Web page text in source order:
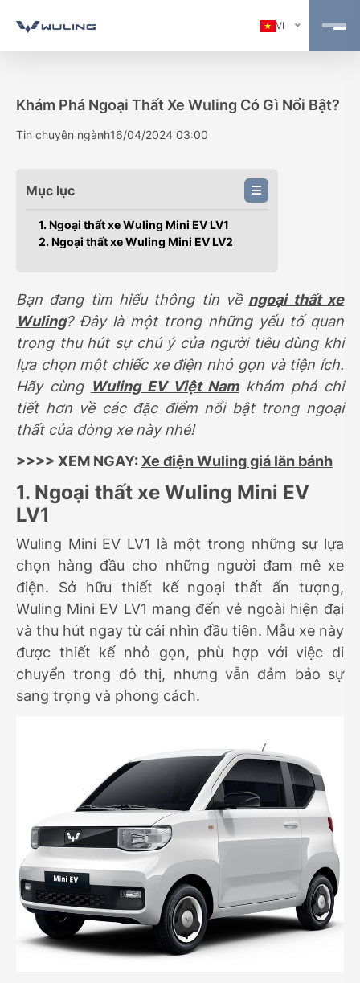
VI
Khám Phá Ngoại Thất Xe Wuling Có Gì Nổi Bật?
Tin chuyên ngành16/04/2024 03:00
Mục lục
1. Ngoại thất xe Wuling Mini EV LV1
2. Ngoại thất xe Wuling Mini EV LV2
Bạn đang tìm hiểu thông tin về ngoại thất xe
Wuling? Đây là một trong những yếu tố quan
trọng thu hút sự chú ý của người tiêu dùng khi
lựa chọn một chiếc xe điện nhỏ gọn và tiện ích.
Hãy cùng Wuling EV Việt Namkhám phá chi
tiết hơn về các đặc điểm nổi bật trong ngoại
thất của dòng xe này nhé!
>>>> XEM NGAY: Xe điện Wuling giá lăn bánh
1. Ngoại thất xe Wuling Mini EV
LV1
Wuling Mini EV LV1 là một trong những sự lựa
chọn hàng đầu cho những người đam mê xe
điện. Sở hữu thiết kế ngoại thất ấn tượng,
Wuling Mini EV LV1 mang đến vẻ ngoài hiện đại
và thu hút ngay từ cái nhìn đầu tiên. Mẫu xe này
được thiết kế nhỏ gọn, phù hợp với việc di
chuyển trong đô thị, nhưng vẫn đảm bảo sự
sang trọng và phong cách.